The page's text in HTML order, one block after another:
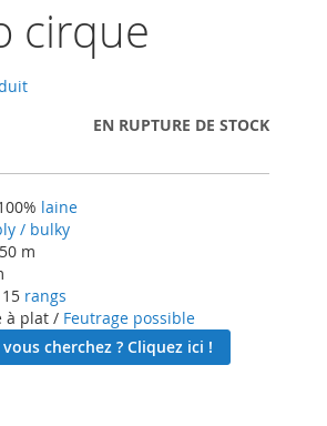
cirque
EN RUPTURE DE STOCK
laine
/ bulky
m
rangs
à plat / Feutrage possible
cherchez ? Cliquez ici !